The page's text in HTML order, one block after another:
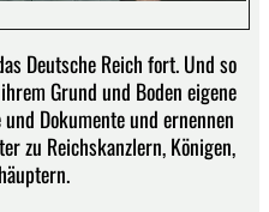
Deutsche Reich fort. Und so
Grund und Boden eigene
Dokumente und ernennen
zu Reichskanzlern, Königen,